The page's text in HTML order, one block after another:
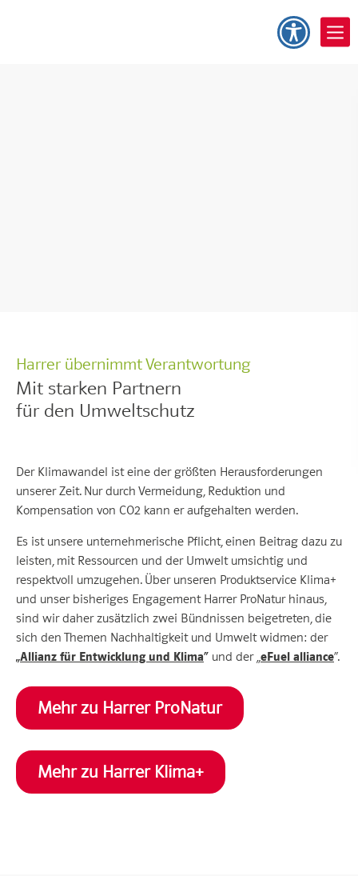
Harrer übernimmt Verantwortung
Mit starken Partnern
für den Umweltschutz
Der Klimawandel ist eine der größten Herausforderungen
unserer Zeit. Nur durch Vermeidung, Reduktion und
Kompensation von CO2 kann er aufgehalten werden.
Es ist unsere unternehmerische Pflicht, einen Beitrag dazu zu
leisten, mit Ressourcen und der Umwelt umsichtig und
respektvoll umzugehen. Über unseren Produktservice Klima+
und unser bisheriges Engagement Harrer ProNatur hinaus,
sind wir daher zusätzlich zwei Bündnissen beigetreten, die
sich den Themen Nachhaltigkeit und Umwelt widmen: der
„Allianz für Entwicklung und Klima“ und der „eFuel alliance“.
Mehr zu Harrer ProNatur
Mehr zu Harrer Klima+